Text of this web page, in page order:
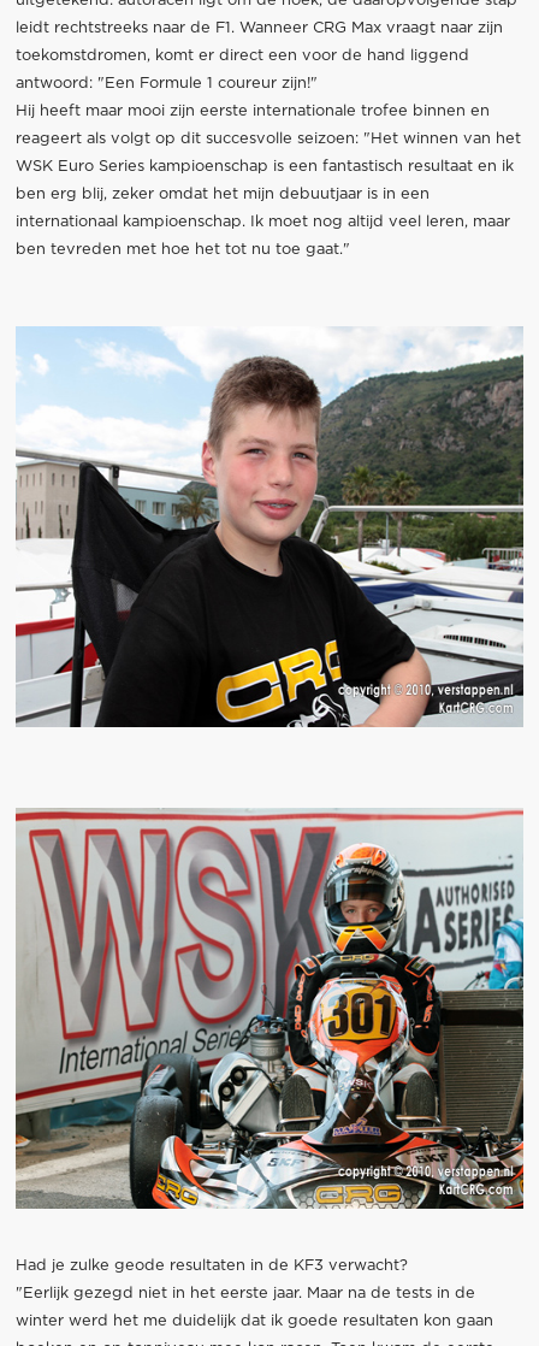
leidt rechtstreeks naar de F1. Wanneer CRG Max vraagt naar zijn
toekomstdromen, komt er direct een voor de hand liggend
antwoord: "Een Formule 1 coureur zijn!"
Hij heeft maar mooi zijn eerste internationale trofee binnen en
reageert als volgt op dit succesvolle seizoen: "Het winnen van het
WSK Euro Series kampioenschap is een fantastisch resultaat en ik
ben erg blij, zeker omdat het mijn debuutjaar is in een
internationaal kampioenschap. Ik moet nog altijd veel leren, maar
ben tevreden met hoe het tot nu toe gaat."
Had je zulke geode resultaten in de KF3 verwacht?
"Eerlijk gezegd niet in het eerste jaar. Maar na de tests in de
winter werd het me duidelijk dat ik goede resultaten kon gaan